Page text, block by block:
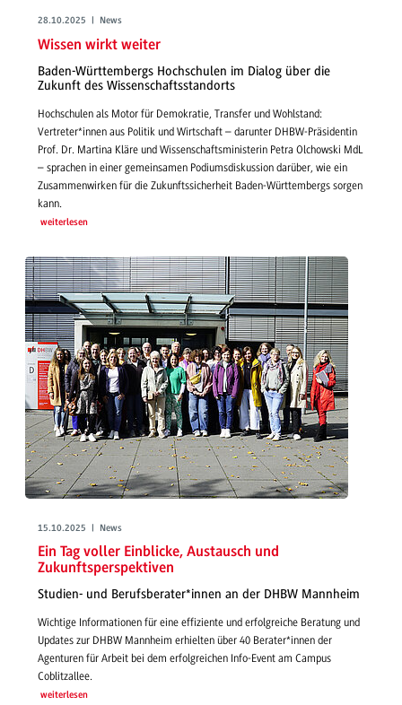
28.10.2025 | News
Wissen wirkt weiter
Baden-Württembergs Hochschulen im Dialog über die
Zukunft des Wissenschaftsstandorts
Hochschulen als Motor für Demokratie, Transfer und Wohlstand:
Vertreter*innen aus Politik und Wirtschaft – darunter DHBW-Präsidentin
Prof. Dr. Martina Kläre und Wissenschaftsministerin Petra Olchowski MdL
– sprachen in einer gemeinsamen Podiumsdiskussion darüber, wie ein
Zusammenwirken für die Zukunftssicherheit Baden-Württembergs sorgen
kann.
weiterlesen
15.10.2025 | News
Ein Tag voller Einblicke, Austausch und
Zukunftsperspektiven
Studien- und Berufsberater*innen an der DHBW Mannheim
Wichtige Informationen für eine effiziente und erfolgreiche Beratung und
Updates zur DHBW Mannheim erhielten über 40 Berater*innen der
Agenturen für Arbeit bei dem erfolgreichen Info-Event am Campus
Coblitzallee.
weiterlesen